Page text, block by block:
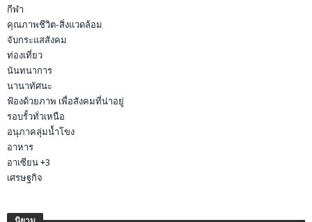
กีฬา
คุณภาพชีวิต-สิ่งแวดล้อม
จับกระแสสังคม
ท่องเที่ยว
นันทนาการ
นานาทัศนะ
ฟ้องด้วยภาพ เพื่อสังคมที่น่าอยู่
รอบรั้วทั่วเหนือ
อนุภาคลุ่มน้ำโขง
อาหาร
อาเซียน +3
เศรษฐกิจ